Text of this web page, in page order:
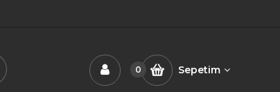
0 Sepetim